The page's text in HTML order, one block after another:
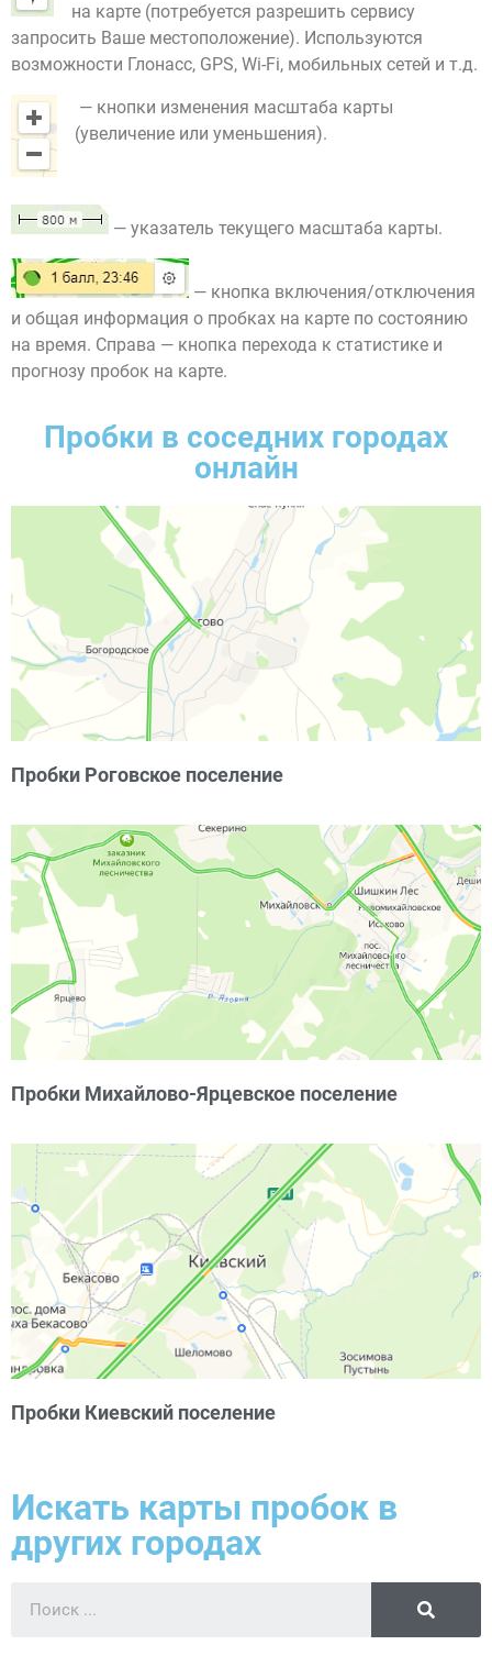
на карте (потребуется разрешить сервису
запросить Ваше местоположение). Используются
возможности Глонасс, GPS, Wi-Fi, мобильных сетей и т.д.
— кнопки изменения масштаба карты
(увеличение или уменьшения).
— указатель текущего масштаба карты.
— кнопка включения/отключения
и общая информация о пробках на карте по состоянию
на время. Справа — кнопка перехода к статистике и
прогнозу пробок на карте.
Пробки в соседних городах
онлайн
Пробки Роговское поселение
Пробки Михайлово-Ярцевское поселение
Пробки Киевский поселение
Искать карты пробок в
других городах